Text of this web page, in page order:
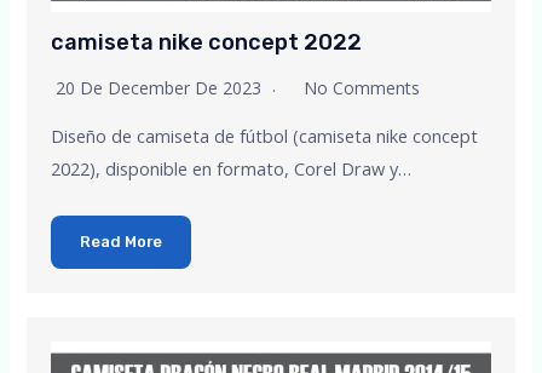
camiseta nike concept 2022
20 De December De 2023 No Comments
Diseño de camiseta de fútbol (camiseta nike concept
2022), disponible en formato, Corel Draw y…
Read More